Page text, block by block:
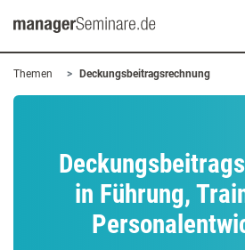
Themen Deckungsbeitragsrechnung
in Führung,